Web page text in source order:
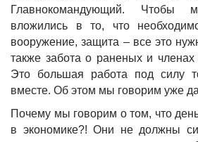
Главнокомандующий. Чтобы
вложились в то, что
вооружение, защита – все это
также забота о раненых и
Это большая работа под силу
вместе. Об этом мы говорим уже
Почему мы говорим о том, что
в экономике?! Они не должны